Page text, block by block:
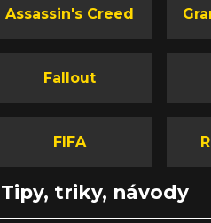
Assassin's Creed
Fallout
FIFA
Tipy, triky, návody